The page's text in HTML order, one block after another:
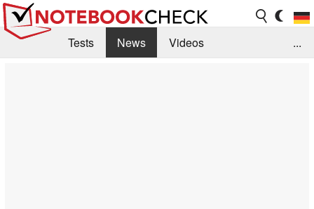
Tests News
Videos
...